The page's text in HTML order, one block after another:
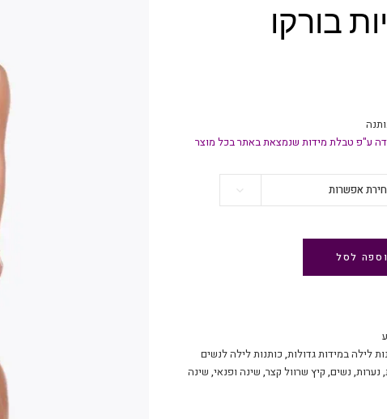
בורקו
ע"פ טבלת מידות שנמצאת באתר בכל מוצר
אפשרות
לסל
לילה במידות גדולות, כותנות לילה לנשים
, נערות, נשים, קיץ שרוול קצר, שינה ופנאי, שינה